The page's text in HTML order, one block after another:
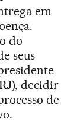
em
do
seus
decidir
de